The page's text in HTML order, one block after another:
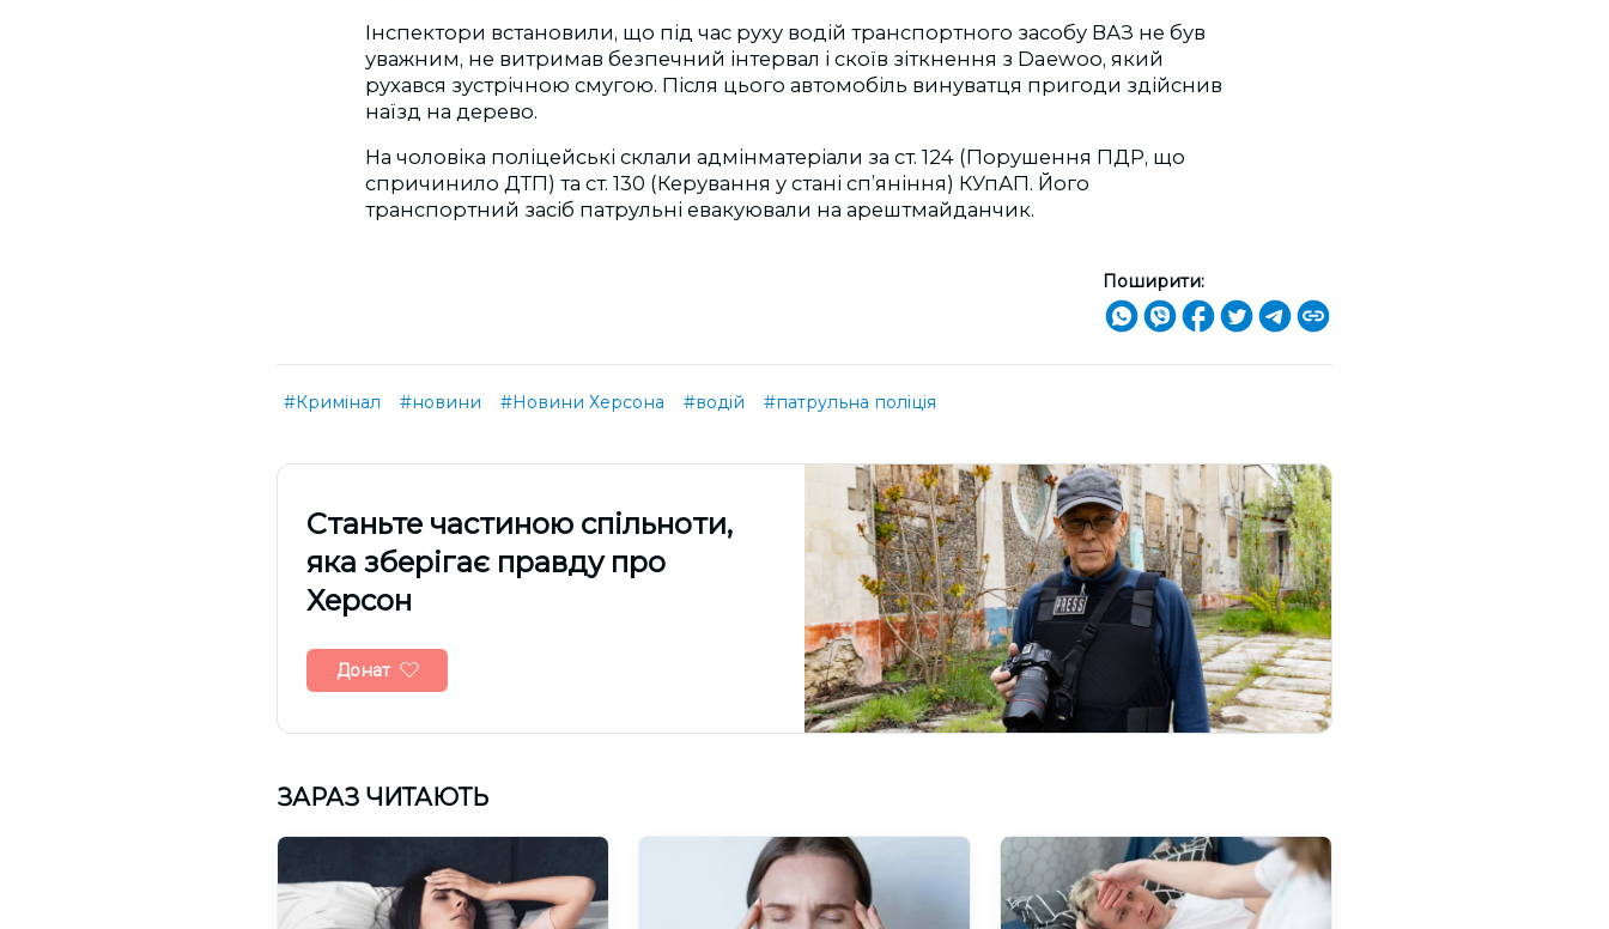
Інспектори встановили, що під час руху водій транспортного засобу ВАЗ не був
уважним, не витримав безпечний інтервал і скоїв зіткнення з Daewoo, який
рухався зустрічною смугою. Після цього автомобіль винуватця пригоди здійснив
наїзд на дерево.
На чоловіка поліцейські склали адмінматеріали за ст. 124 (Порушення ПДР, що
спричинило ДТП) та ст. 130 (Керування у стані сп’яніння) КУпАП. Його
транспортний засіб патрульні евакуювали на арештмайданчик.
Поширити:
#Кримінал #новини #Новини Херсона #водій #патрульна поліція
Cтаньте частиною спільноти,
яка зберігає правду про
Херсон
Донат
ЗАРАЗ ЧИТАЮТЬ